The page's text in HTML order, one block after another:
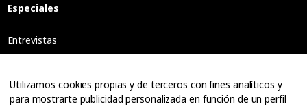
Especiales
Entrevistas
Ópticos
Cuadernos
Utilizamos cookies propias y de terceros con fines analíticos y
para mostrarte publicidad personalizada en función de un perfil